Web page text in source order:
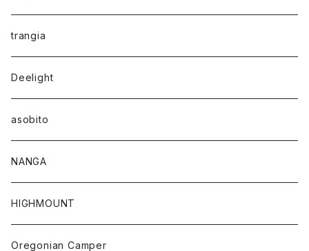
trangia
Deelight
asobito
NANGA
HIGHMOUNT
Oregonian Camper